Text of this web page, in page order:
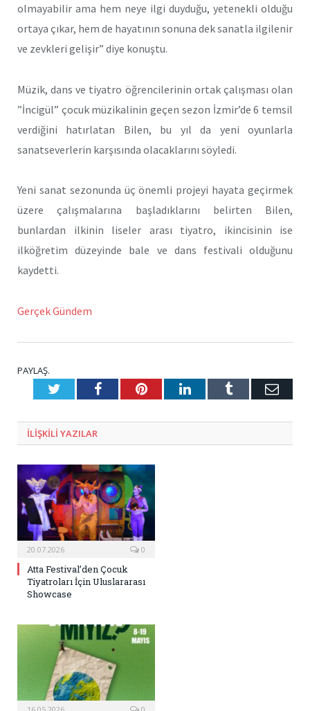
olmayabilir ama hem neye ilgi duyduğu, yetenekli olduğu
ortaya çıkar, hem de hayatının sonuna dek sanatla ilgilenir
ve zevkleri gelişir” diye konuştu.
Müzik, dans ve tiyatro öğrencilerinin ortak çalışması olan
”İncigül” çocuk müzikalinin geçen sezon İzmir’de 6 temsil
verdiğini hatırlatan Bilen, bu yıl da yeni oyunlarla
sanatseverlerin karşısında olacaklarını söyledi.
Yeni sanat sezonunda üç önemli projeyi hayata geçirmek
üzere çalışmalarına başladıklarını belirten Bilen,
bunlardan ilkinin liseler arası tiyatro, ikincisinin ise
ilköğretim düzeyinde bale ve dans festivali olduğunu
kaydetti.
Gerçek Gündem
PAYLAŞ.
TwitterFacebookPinterestLinkedInTumblr E-
ILIŞKILI YAZILAR
20.07.2026 0
Atta Festival’den Çocuk
Tiyatroları İçin Uluslararası
Showcase